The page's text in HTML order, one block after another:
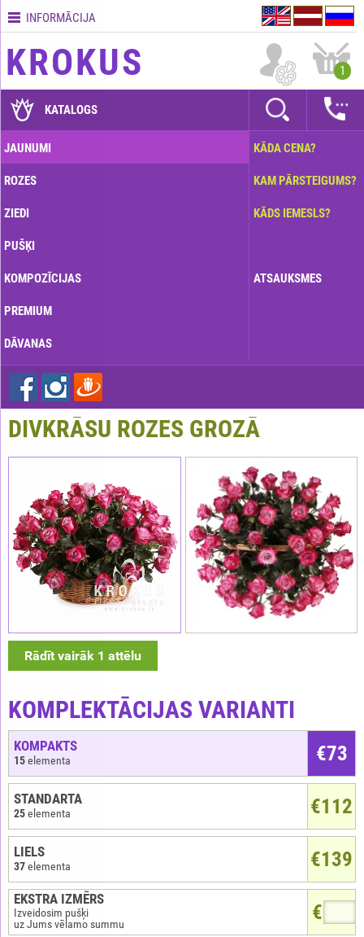
Kontakti
Piegādes
GARANTIJAS
Kā
apmaksāt?
Kā
pasūtījumu?
INFORMĀCIJA
KROKUS 1
KATALOGS
JAUNUMI
ROZES
ZIEDI
PUŠĶI
KOMPOZĪCIJAS
PREMIUM
DĀVANAS
KĀDA CENA?
KAM PĀRSTEIGUMS?
KĀDS IEMESLS?
ATSAUKSMES
DIVKRĀSU ROZES GROZĀ
Rādīt vairāk 1 attēlu
KOMPLEKTĀCIJAS VARIANTI
€73
KOMPAKTS
15elementa
€112
STANDARTA
25elementa
€139
LIELS
37elementa
€
EKSTRA IZMĒRS
Izveidosim pušķi
uz Jums vēlamo summu